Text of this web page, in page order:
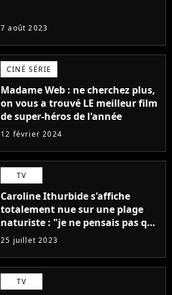
7 août 2023
CINÉ SÉRIE
Madame Web : ne cherchez plus,
on vous a trouvé LE meilleur film
de super-héros de l'année
12 février 2024
TV
Caroline Ithurbide s'affiche
totalement nue sur une plage
naturiste : "je ne pensais pas que
j'arriverais à le faire..."
25 juillet 2023
TV